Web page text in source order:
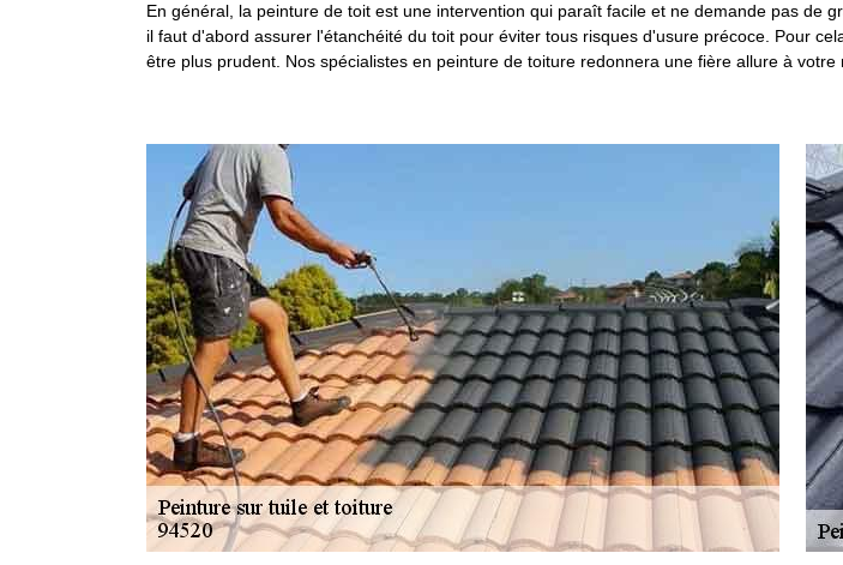
En général, la peinture de toit est une intervention qui paraît facile et ne demande pas de
il faut d'abord assurer l'étanchéité du toit pour éviter tous risques d'usure précoce. Pour
être plus prudent. Nos spécialistes en peinture de toiture redonnera une fière allure à